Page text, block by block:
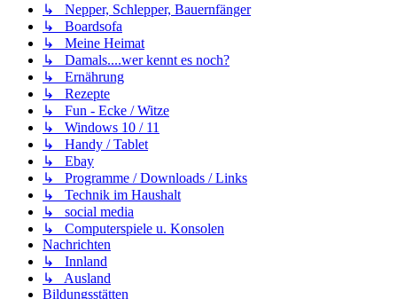
↳ Nepper, Schlepper, Bauernfänger
↳ Boardsofa
↳ Meine Heimat
↳ Damals....wer kennt es noch?
↳ Ernährung
↳ Rezepte
↳ Fun - Ecke / Witze
↳ Windows 10 / 11
↳ Handy / Tablet
↳ Ebay
↳ Programme / Downloads / Links
↳ Technik im Haushalt
↳ social media
↳ Computerspiele u. Konsolen
Nachrichten
↳ Innland
↳ Ausland
Bildungsstätten